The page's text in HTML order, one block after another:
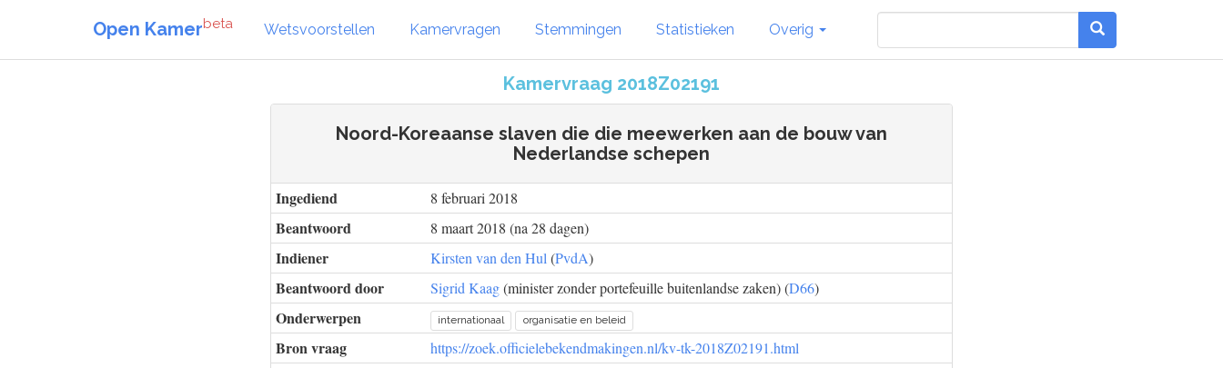
Open Kamerbeta Wetsvoorstellen Kamervragen Stemmingen Statistieken Overig
Kamervraag 2018Z02191
Noord-Koreaanse slaven die die meewerken aan de bouw van
Nederlandse schepen
Ingediend 8 februari 2018
Beantwoord 8 maart 2018 (na 28 dagen)
Indiener Kirsten van den Hul (PvdA)
Beantwoord door Sigrid Kaag(minister zonder portefeuille buitenlandse zaken) (D66)
Onderwerpen internationaal organisatie en beleid
Bron vraag https://zoek.officielebekendmakingen.nl/kv-tk-2018Z02191.html